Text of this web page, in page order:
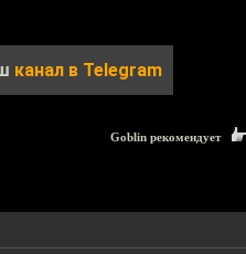
канал в Telegram
Goblin рекомендует